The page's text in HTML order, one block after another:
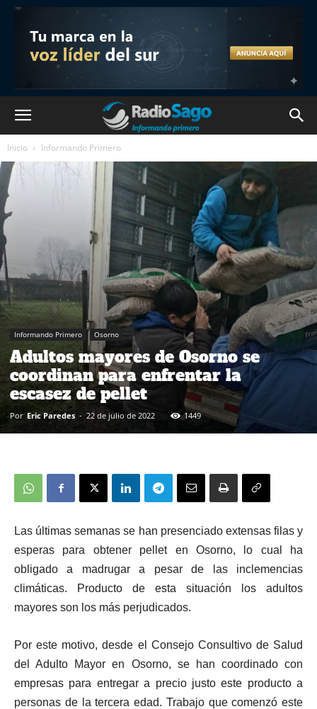
Inicio Informando Primero
Informando Primero Osorno
Adultos mayores de Osorno se
coordinan para enfrentar la
escasez de pellet
Por Eric Paredes - 22 de julio de 2022 1449
Las últimas semanas se han presenciado extensas filas y
esperas para obtener pellet en Osorno, lo cual ha
obligado a madrugar a pesar de las inclemencias
climáticas. Producto de esta situación los adultos
mayores son los más perjudicados.
Por este motivo, desde el Consejo Consultivo de Salud
del Adulto Mayor en Osorno, se han coordinado con
empresas para entregar a precio justo este producto a
personas de la tercera edad. Trabajo que comenzó este